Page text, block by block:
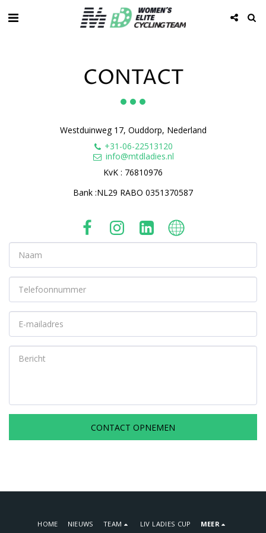
CONTACT
Westduinweg 17, Ouddorp, Nederland
+31-06-22513120
info@mtdladies.nl
KvK : 76810976
Bank :NL29 RABO 0351370587
CONTACT OPNEMEN
HOME NIEUWS TEAM LIV LADIES CUP MEER